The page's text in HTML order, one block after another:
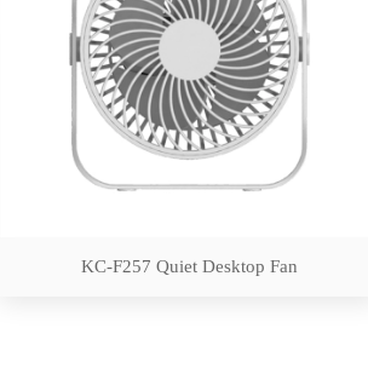
KC-F257 Quiet Desktop Fan